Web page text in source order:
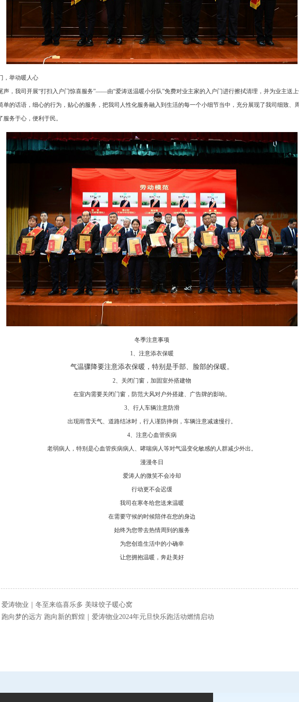
，举动暖人心
声，我司开展“打扫入户门惊喜服务”——由“爱涛送温暖小分队”免费对业主家的入户门进行擦拭清理，并为业主送
单的话语，细心的行为，贴心的服务，把我司人性化服务融入到生活的每一个小细节当中，充分展现了我司细致、
服务于心，便利于民。
冬季注意事项
1、注意添衣保暖
气温骤降要注意添衣保暖，特别是手部、脸部的保暖。
2、关闭门窗，加固室外搭建物
在室内需要关闭门窗，防范大风对户外搭建、广告牌的影响。
3、行人车辆注意防滑
出现雨雪天气、道路结冰时，行人谨防摔倒，车辆注意减速慢行。
4、注意心血管疾病
老弱病人，特别是心血管疾病病人、哮喘病人等对气温变化敏感的人群减少外出。
漫漫冬日
爱涛人的微笑不会冷却
行动更不会迟缓
我司在寒冬给您送来温暖
在需要守候的时候陪伴在您的身边
始终为您带去热情周到的服务
为您创造生活中的小确幸
让您拥抱温暖，奔赴美好
爱涛物业｜冬至来临喜乐多 美味饺子暖心窝
跑向梦的远方 跑向新的辉煌｜爱涛物业2024年元旦快乐跑活动燃情启动